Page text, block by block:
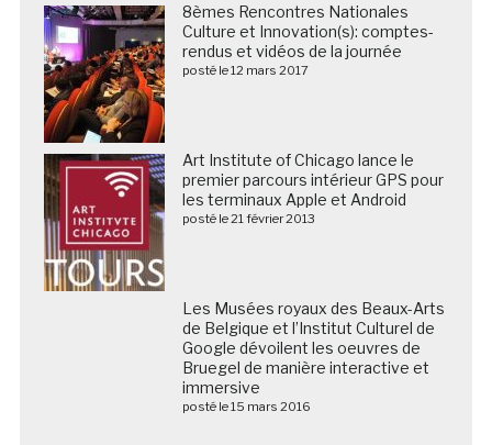
8èmes Rencontres Nationales
Culture et Innovation(s): comptes-
rendus et vidéos de la journée
posté le 12 mars 2017
Art Institute of Chicago lance le
premier parcours intérieur GPS pour
les terminaux Apple et Android
posté le 21 février 2013
Les Musées royaux des Beaux-Arts
de Belgique et l’Institut Culturel de
Google dévoilent les oeuvres de
Bruegel de manière interactive et
immersive
posté le 15 mars 2016